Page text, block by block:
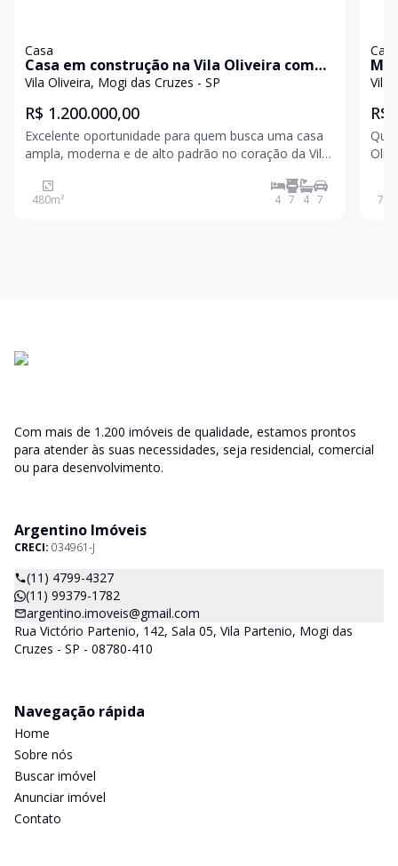
Casa
Casa em construção na Vila Oliveira com
projeto completo de hidráulica e elétric
Vila Oliveira, Mogi das Cruzes - SP
R$ 1.200.000,00
Excelente oportunidade para quem busca uma casa
ampla, moderna e de alto padrão no coração da Vila
área construída, projetado para oferecer conforto,
sofisticação e funcionalidade em cada detalhe. Impo
480m² 4 7 4 7
Casa
Vila
R$
779
Com mais de 1.200 imóveis de qualidade, estamos prontos
para atender às suas necessidades, seja residencial, comercial
ou para desenvolvimento.
Argentino Imóveis
CRECI: 034961-J
(11) 4799-4327
(11) 99379-1782
argentino.imoveis@gmail.com
Rua Victório Partenio, 142, Sala 05, Vila Partenio, Mogi das
Cruzes - SP - 08780-410
Navegação rápida
Home
Sobre nós
Buscar imóvel
Anunciar imóvel
Contato